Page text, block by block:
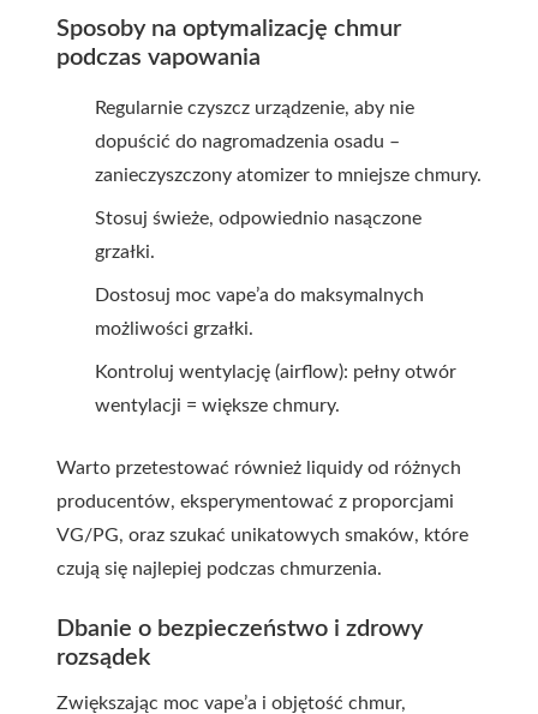
Sposoby na optymalizację chmur
podczas vapowania
Regularnie czyszcz urządzenie, aby nie
dopuścić do nagromadzenia osadu –
zanieczyszczony atomizer to mniejsze chmury.
Stosuj świeże, odpowiednio nasączone
grzałki.
Dostosuj moc vape’a do maksymalnych
możliwości grzałki.
Kontroluj wentylację (airflow): pełny otwór
wentylacji = większe chmury.
Warto przetestować również liquidy od różnych
producentów, eksperymentować z proporcjami
VG/PG, oraz szukać unikatowych smaków, które
czują się najlepiej podczas chmurzenia.
Dbanie o bezpieczeństwo i zdrowy
rozsądek
Zwiększając moc vape’a i objętość chmur,